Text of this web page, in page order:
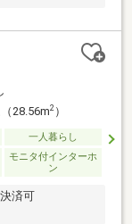
28.56m2）
一人暮らし
モニタ付インターホ
ン
済可